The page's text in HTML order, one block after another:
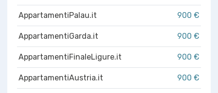
AppartamentiPalau.it 900 €
AppartamentiGarda.it 900 €
AppartamentiFinaleLigure.it 900 €
AppartamentiAustria.it 900 €